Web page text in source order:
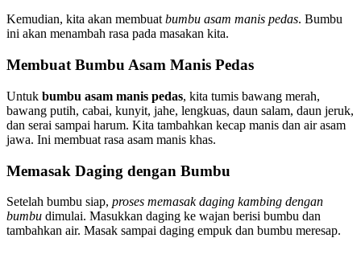
Kemudian, kita akan membuatbumbu asam manis pedas. Bumbu
ini akan menambah rasa pada masakan kita.
Membuat Bumbu Asam Manis Pedas
Untuk bumbu asam manis pedas, kita tumis bawang merah,
bawang putih, cabai, kunyit, jahe, lengkuas, daun salam, daun jeruk,
dan serai sampai harum. Kita tambahkan kecap manis dan air asam
jawa. Ini membuat rasa asam manis khas.
Memasak Daging dengan Bumbu
Setelah bumbu siap, proses memasak daging kambing dengan
bumbu dimulai. Masukkan daging ke wajan berisi bumbu dan
tambahkan air. Masak sampai daging empuk dan bumbu meresap.